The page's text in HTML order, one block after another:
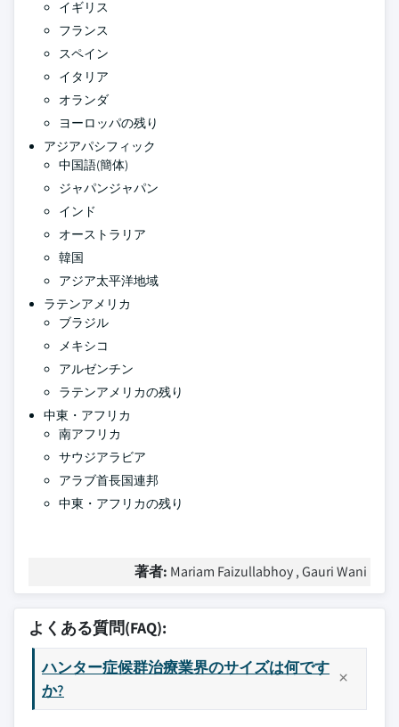
イギリス
フランス
スペイン
イタリア
オランダ
ヨーロッパの残り
アジアパシフィック
中国語(簡体)
ジャパンジャパン
インド
オーストラリア
韓国
アジア太平洋地域
ラテンアメリカ
ブラジル
メキシコ
アルゼンチン
ラテンアメリカの残り
中東・アフリカ
南アフリカ
サウジアラビア
アラブ首長国連邦
中東・アフリカの残り
著者: Mariam Faizullabhoy , Gauri Wani
よくある質問(FAQ):
ハンター症候群治療業界のサイズは何です
か?